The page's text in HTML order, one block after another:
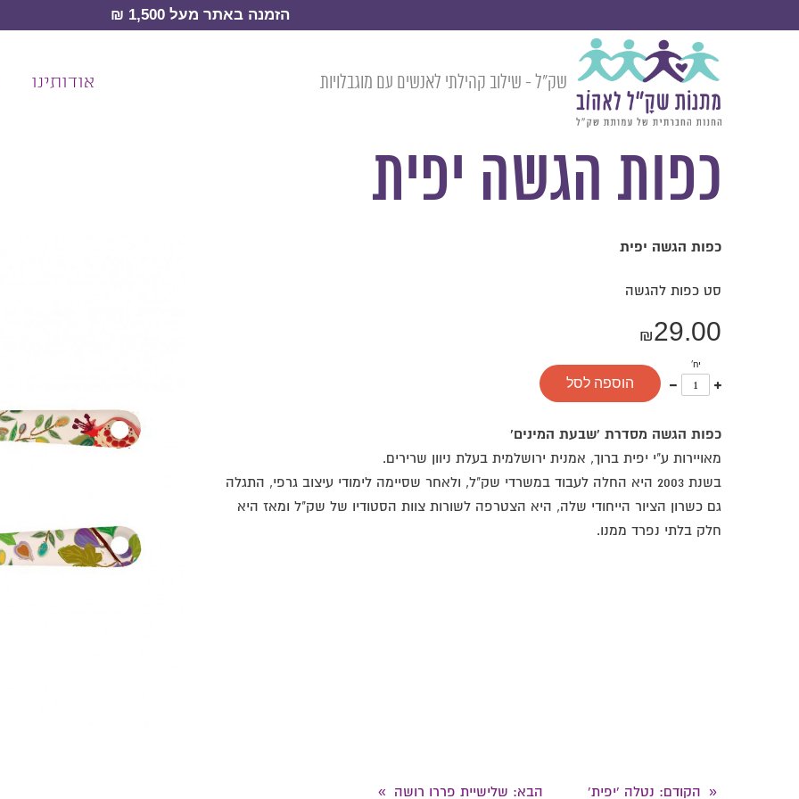
הזמנה באתר מעל 1,500 ₪
שק״ל - שילוב קהילתי לאנשים עם מוגבלויות אודותינו
המוצרים » מתנות לחגים » מתנות בהרכבה אישית לשנה החדשה
כפות הגשה יפית
כפות הגשה יפית
סט כפות להגשה
₪29.00
יח'
עוד
אחד
פחות
אחד
הוספה לסל
כפות הגשה מסדרת 'שבעת המינים'
מאויירות ע"י יפית ברוך, אמנית ירושלמית בעלת ניוון שרירים.
בשנת 2003 היא החלה לעבוד במשרדי שק"ל, ולאחר שסיימה לימודי עיצוב גרפי, התגלה
גם כשרון הציור הייחודי שלה, היא הצטרפה לשורות צוות הסטודיו של שק"ל ומאז היא
חלק בלתי נפרד ממנו.
« הקודם: נטלה 'יפית' הבא: שלישיית פררו רושה »